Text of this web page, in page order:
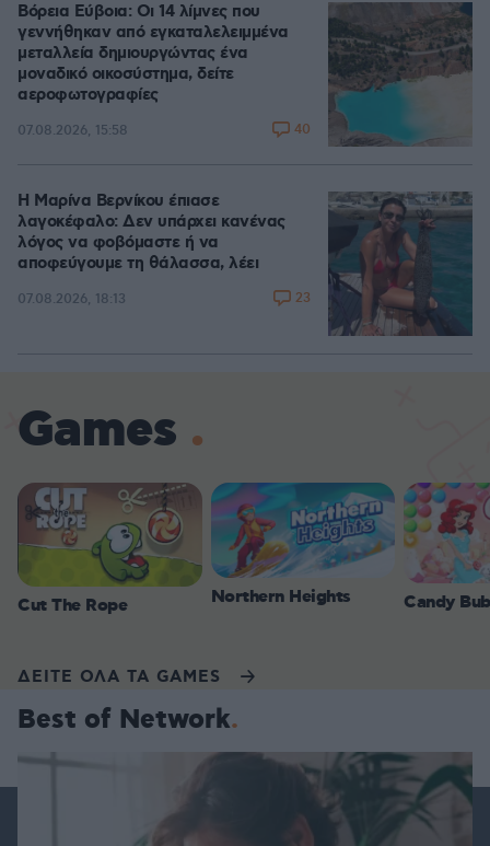
Βόρεια Εύβοια: Οι 14 λίμνες που
γεννήθηκαν από εγκαταλελειμμένα
μεταλλεία δημιουργώντας ένα
μοναδικό οικοσύστημα, δείτε
αεροφωτογραφίες
07.08.2026, 15:58 40
Η Μαρίνα Βερνίκου έπιασε
λαγοκέφαλο: Δεν υπάρχει κανένας
λόγος να φοβόμαστε ή να
αποφεύγουμε τη θάλασσα, λέει
07.08.2026, 18:13 23
Games
Cut The Rope Northern Heights Candy
ΔΕΙΤΕ ΟΛΑ ΤΑ GAMES
Best of Network